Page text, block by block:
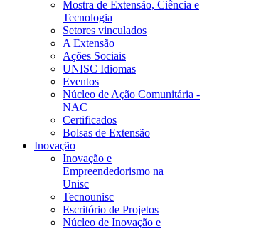
Mostra de Extensão, Ciência e
Tecnologia
Setores vinculados
A Extensão
Ações Sociais
UNISC Idiomas
Eventos
Núcleo de Ação Comunitária -
NAC
Certificados
Bolsas de Extensão
Inovação
Inovação e
Empreendedorismo na
Unisc
Tecnounisc
Escritório de Projetos
Núcleo de Inovação e